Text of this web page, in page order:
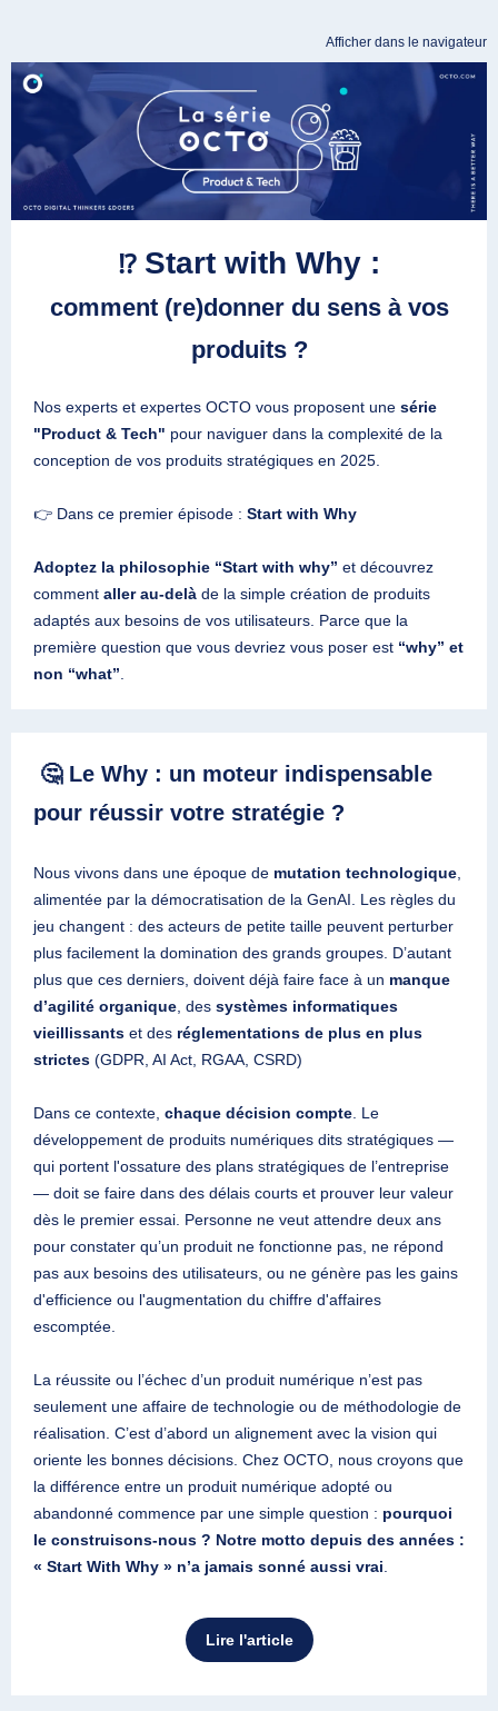
Afficher dans le navigateur
⁉️Start with Why :
comment (re)donner du sens à vos
produits ?
Nos experts et expertes OCTO vous proposent une série
"Product & Tech" pour naviguer dans la complexité de la
conception de vos produits stratégiques en 2025.
👉 Dans ce premier épisode : Start with Why
Adoptez la philosophie “Start with why” et découvrez
comment aller au-delà de la simple création de produits
adaptés aux besoins de vos utilisateurs. Parce que la
première question que vous devriez vous poser est “why” et
non “what”
🤔 Le Why : un moteur indispensable
pour réussir votre stratégie ?
Nous vivons dans une époque de mutation technologique
alimentée par la démocratisation de la GenAI. Les règles du
jeu changent : des acteurs de petite taille peuvent perturber
plus facilement la domination des grands groupes. D’autant
plus que ces derniers, doivent déjà faire face à un manque
d’agilité organique , des systèmes informatiques
vieillissants et des réglementations de plus en plus
strictes (GDPR, AI Act, RGAA, CSRD)
Dans ce contexte, chaque décision compte . Le
développement de produits numériques dits stratégiques —
qui portent l'ossature des plans stratégiques de l’entreprise
— doit se faire dans des délais courts et prouver leur valeur
dès le premier essai. Personne ne veut attendre deux ans
pour constater qu’un produit ne fonctionne pas, ne répond
pas aux besoins des utilisateurs, ou ne génère pas les gains
d'efficience ou l'augmentation du chiffre d'affaires
escomptée.
La réussite ou l’échec d’un produit numérique n’est pas
seulement une affaire de technologie ou de méthodologie de
réalisation. C’est d’abord un alignement avec la vision qui
oriente les bonnes décisions. Chez OCTO, nous croyons que
la différence entre un produit numérique adopté ou
abandonné commence par une simple question : pourquoi
le construisons-nous ? Notre motto depuis des années :
« Start With Why » n’a jamais sonné aussi vrai
Lire l'article